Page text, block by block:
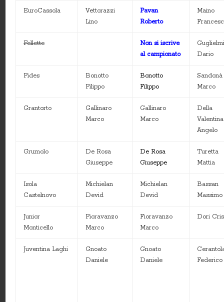
EuroCassola
Vettorazzi
Lino
Pavan
Roberto
Maino
Fellette
Non si iscrive
al campionato
Dario
Fides
Bonotto
Filippo
Bonotto
Filippo
Sandonà
Marco
Grantorto
Gallinaro
Marco
Gallinaro
Marco
Della
Valentina
Angelo
Grumolo
De Rosa
Giuseppe
De Rosa
Giuseppe
Turetta
Mattia
Isola
Castelnovo
Michielan
Devid
Michielan
Devid
Bassan
Massimo
Junior
Monticello
Fioravanzo
Marco
Fioravanzo
Marco
Dori
Juventina Laghi
Gnoato
Daniele
Gnoato
Daniele
Federico